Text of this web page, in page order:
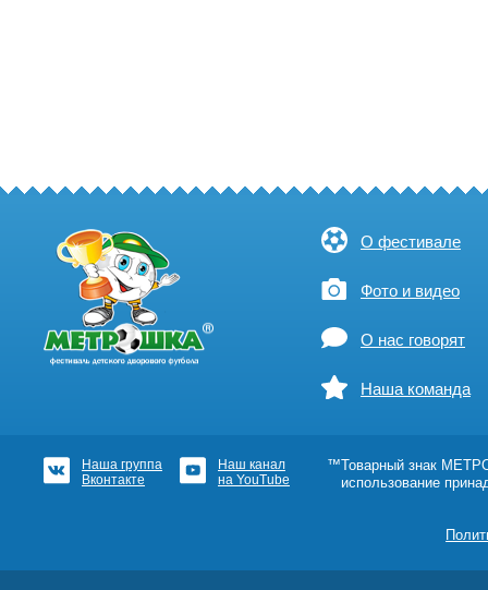
О фестивале
Фото и видео
О нас говорят
Наша команда
Наша группа
Вконтакте
Наш канал
на YouTube
™Товарный знак
использование